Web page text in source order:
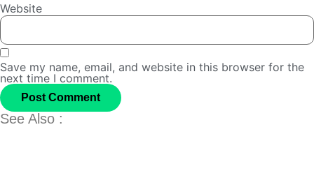
Website
Save my name, email, and website in this browser for the
next time I comment.
See Also :